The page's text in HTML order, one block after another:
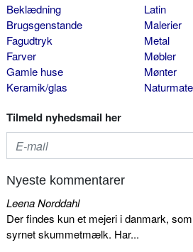
Beklædning
Brugsgenstande
Fagudtryk
Farver
Gamle huse
Keramik/glas
Latin
Malerier
Metal
Møbler
Mønter
Tilmeld nyhedsmail her
Nyeste kommentarer
Leena Norddahl
Der findes kun et mejeri i danmark,
syrnet skummetmælk. Har...